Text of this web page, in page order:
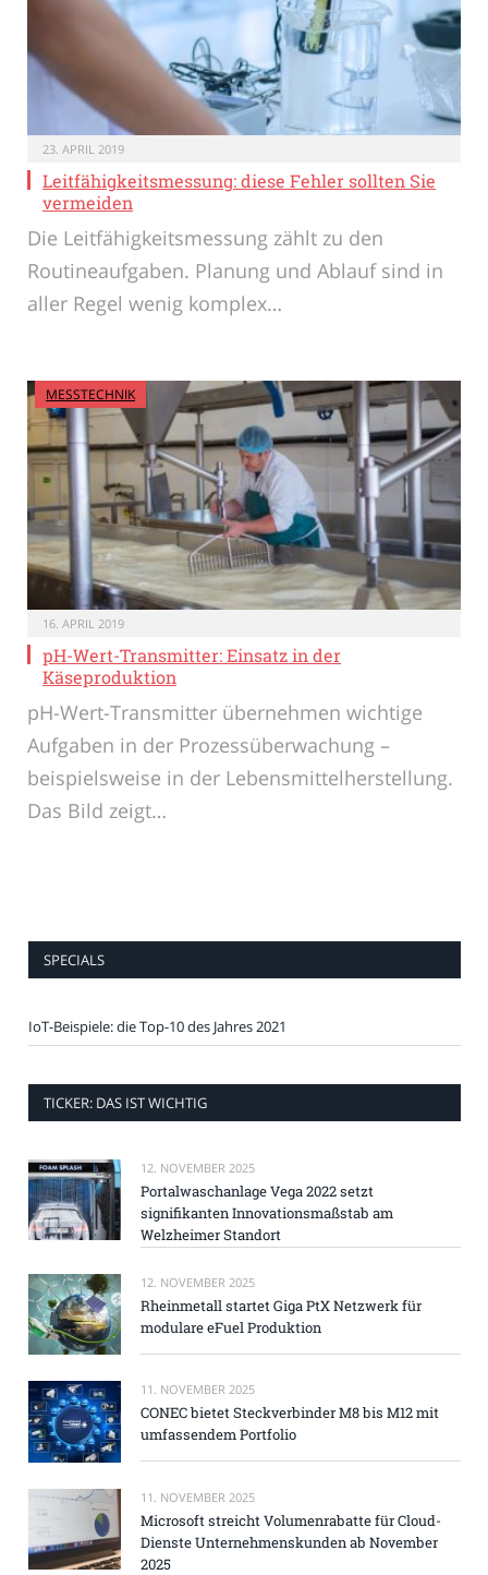
23. APRIL 2019
Leitfähigkeitsmessung: diese Fehler sollten Sie
vermeiden
Die Leitfähigkeitsmessung zählt zu den
Routineaufgaben. Planung und Ablauf sind in
aller Regel wenig komplex…
MESSTECHNIK
16. APRIL 2019
pH-Wert-Transmitter: Einsatz in der
Käseproduktion
pH-Wert-Transmitter übernehmen wichtige
Aufgaben in der Prozessüberwachung –
beispielsweise in der Lebensmittelherstellung.
Das Bild zeigt…
SPECIALS
IoT-Beispiele: die Top-10 des Jahres 2021
TICKER: DAS IST WICHTIG
12. NOVEMBER 2025
Portalwaschanlage Vega 2022 setzt
signifikanten Innovationsmaßstab am
Welzheimer Standort
12. NOVEMBER 2025
Rheinmetall startet Giga PtX Netzwerk für
modulare eFuel Produktion
11. NOVEMBER 2025
CONEC bietet Steckverbinder M8 bis M12 mit
umfassendem Portfolio
11. NOVEMBER 2025
Microsoft streicht Volumenrabatte für Cloud-
Dienste Unternehmenskunden ab November
2025